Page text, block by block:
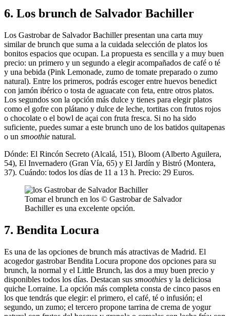
6. Los brunch de Salvador Bachiller
Los Gastrobar de Salvador Bachiller presentan una carta muy
similar de brunch que suma a la cuidada selección de platos los
bonitos espacios que ocupan. La propuesta es sencilla y a muy buen
precio: un primero y un segundo a elegir acompañados de café o té
y una bebida (Pink Lemonade, zumo de tomate preparado o zumo
natural). Entre los primeros, podrás escoger entre huevos benedict
con jamón ibérico o tosta de aguacate con feta, entre otros platos.
Los segundos son la opción más dulce y tienes para elegir platos
como el gofre con plátano y dulce de leche, tortitas con frutos rojos
o chocolate o el bowl de açai con fruta fresca. Si no ha sido
suficiente, puedes sumar a este brunch uno de los batidos quitapenas
o un smoothie natural.
Dónde: El Rincón Secreto (Alcalá, 151), Bloom (Alberto Aguilera,
54), El Invernadero (Gran Vía, 65) y El Jardín y Bistró (Montera,
37). Cuándo: todos los días de 11 a 13 h. Precio: 29 Euros.
Tomar el brunch en los © Gastrobar de Salvador
Bachiller es una excelente opción.
7. Bendita Locura
Es una de las opciones de brunch más atractivas de Madrid. El
acogedor gastrobar Bendita Locura propone dos opciones para su
brunch, la normal y el Little Brunch, las dos a muy buen precio y
disponibles todos los días. Destacan sus smoothies y la deliciosa
quiche Lorraine. La opción más completa consta de cinco pasos en
los que tendrás que elegir: el primero, el café, té o infusión; el
segundo, un zumo; el tercero propone tarrina de crema de yogur